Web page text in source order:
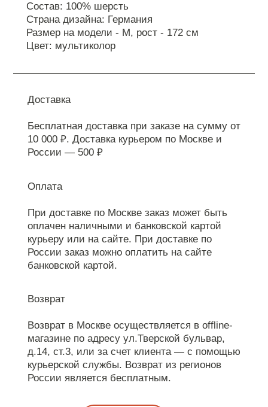
Состав: 100% шерсть
Страна дизайна: Германия
Размер на модели - М, рост - 172 см
Цвет: мультиколор
Доставка
Бесплатная доставка при заказе на сумму от
10 000 ₽. Доставка курьером по Москве и
России — 500 ₽
Оплата
При доставке по Москве заказ может быть
оплачен наличными и банковской картой
курьеру или на сайте. При доставке по
России заказ можно оплатить на сайте
банковской картой.
Возврат
Возврат в Москве осуществляется в offline-
магазине по адресу ул.Тверской бульвар,
д.14, ст.3, или за счет клиента — с помощью
курьерской службы. Возврат из регионов
России является бесплатным.